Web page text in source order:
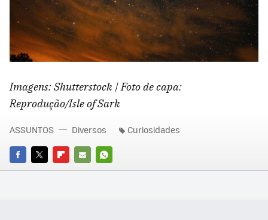
Imagens: Shutterstock | Foto de capa:
Reprodução/Isle of Sark
FACEBOOK
TWITTERFLIPBOARD
E-
WHATSAPP
ASSUNTOS Diversos Curiosidades